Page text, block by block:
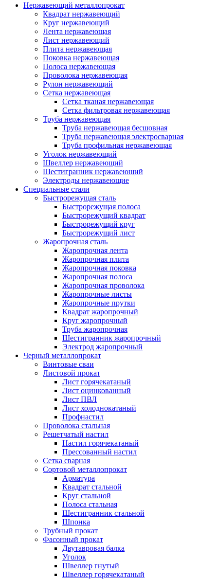
Нержавеющий металлопрокат
Квадрат нержавеющий
Круг нержавеющий
Лента нержавеющая
Лист нержавеющий
Плита нержавеющая
Поковка нержавеющая
Полоса нержавеющая
Проволока нержавеющая
Рулон нержавеющий
Сетка нержавеющая
Сетка тканая нержавеющая
Сетка фильтровая нержавеющая
Труба нержавеющая
Труба нержавеющая бесшовная
Труба нержавеющая электросварная
Труба профильная нержавеющая
Уголок нержавеющий
Швеллер нержавеющий
Шестигранник нержавеющий
Электроды нержавеющие
Специальные стали
Быстрорежущая сталь
Быстрорежущая полоса
Быстрорежущий квадрат
Быстрорежущий круг
Быстрорежущий лист
Жаропрочная сталь
Жаропрочная лента
Жаропрочная плита
Жаропрочная поковка
Жаропрочная полоса
Жаропрочная проволока
Жаропрочные листы
Жаропрочные прутки
Квадрат жаропрочный
Круг жаропрочный
Труба жаропрочная
Шестигранник жаропрочный
Электрод жаропрочный
Черный металлопрокат
Винтовые сваи
Листовой прокат
Лист горячекатаный
Лист оцинкованный
Лист ПВЛ
Лист холоднокатаный
Профнастил
Проволока стальная
Решетчатый настил
Настил горячекатаный
Прессованный настил
Сетка сварная
Сортовой металлопрокат
Арматура
Квадрат стальной
Круг стальной
Полоса стальная
Шестигранник стальной
Шпонка
Трубный прокат
Фасонный прокат
Двутавровая балка
Уголок
Швеллер гнутый
Швеллер горячекатаный